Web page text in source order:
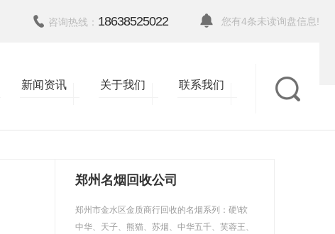
您有4条未读询盘信息!
咨询热线： 18638525022
新闻资讯 关于我们 联系我们
郑州名烟回收公司
郑州市金水区金质商行回收的名烟系列：硬\软
中华、天子、熊猫、苏烟、中华五千、芙蓉王、